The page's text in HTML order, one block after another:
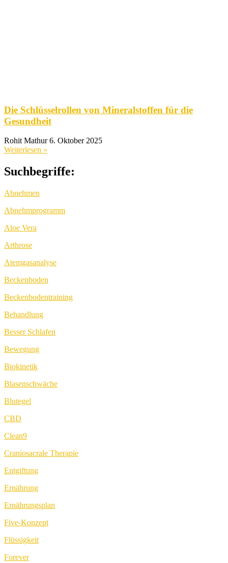
Die Schlüsselrollen von Mineralstoffen für die
Gesundheit
Rohit Mathur6. Oktober 2025
Weiterlesen »
Suchbegriffe:
Abnehmen
Abnehmprogramm
Aloe Vera
Arthrose
Atemgasanalyse
Beckenboden
Beckenbodentraining
Behandlung
Besser Schlafen
Bewegung
Biokinetik
Blasenschwäche
Blutegel
CBD
Clean9
Craniosacrale Therapie
Entgiftung
Ernährung
Ernährungsplan
Five-Konzept
Flüssigkeit
Forever